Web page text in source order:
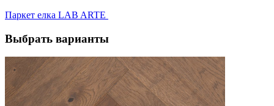
Паркет елка LAB ARTE
Выбрать варианты